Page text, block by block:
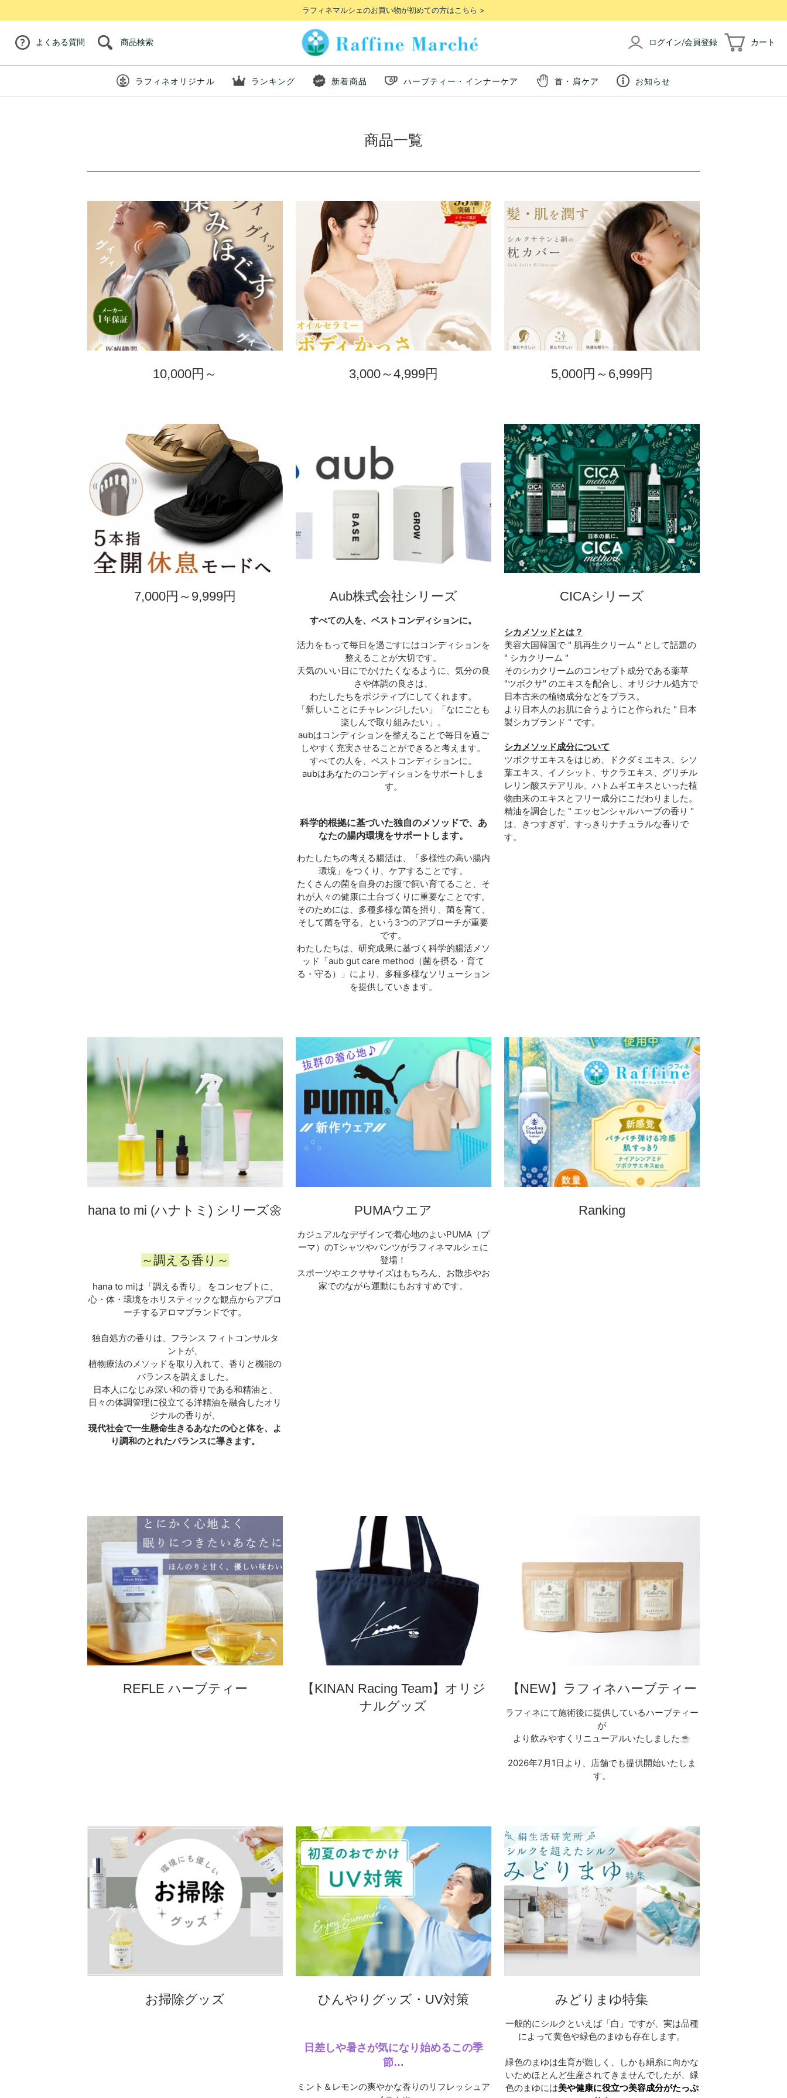
ラフィネマルシェのお買い物が初めての方はこちら >
よくある質問 商品検索 ログイン/会員登録 カート
ラフィネオリジナル ランキング 新着商品 ハーブティー・インナーケア 首・肩ケア お知らせ
商品一覧
10,000円～ 3,000～4,999円 5,000円～6,999円
7,000円～9,999円 Aub株式会社シリーズ
すべての人を、ベストコンディションに。
活力をもって毎日を過ごすにはコンディションを
整えることが大切です。
天気のいい日にでかけたくなるように、気分の良
さや体調の良さは、
わたしたちをポジティブにしてくれます。
「新しいことにチャレンジしたい」「なにごとも
楽しんで取り組みたい」。
aubはコンディションを整えることで毎日を過ご
しやすく充実させることができると考えます。
すべての人を、ベストコンディションに。
aubはあなたのコンディションをサポートしま
す。
科学的根拠に基づいた独自のメソッドで、あ
なたの腸内環境をサポートします。
わたしたちの考える腸活は、「多様性の高い腸内
環境」をつくり、ケアすることです。
たくさんの菌を自身のお腹で飼い育てること、そ
れが人々の健康に土台づくりに重要なことです。
そのためには、多種多様な菌を摂り、菌を育て、
そして菌を守る、という3つのアプローチが重要
です。
わたしたちは、研究成果に基づく科学的腸活メソ
ッド「aub gut care method（菌を摂る・育て
る・守る）」により、多種多様なソリューション
を提供していきます。
CICAシリーズ
シカメソッドとは？
美容大国韓国で " 肌再生クリーム " として話題の
" シカクリーム "
そのシカクリームのコンセプト成分である薬草
"ツボクサ" のエキスを配合し、オリジナル処方で
日本古来の植物成分などをプラス。
より日本人のお肌に合うようにと作られた " 日本
製シカブランド " です。
シカメソッド成分について
ツボクサエキスをはじめ、ドクダミエキス、シソ
葉エキス、イノシット、サクラエキス、グリチル
レリン酸ステアリル、ハトムギエキスといった植
物由来のエキスとフリー成分にこだわりました。
精油を調合した " エッセンシャルハーブの香り "
は、きつすぎず、すっきりナチュラルな香りで
す。
hana to mi (ハナトミ) シリーズ🌼
～調える香り～
hana to miは「調える香り」 をコンセプトに、
心・体・環境をホリスティックな観点からアプロ
ーチするアロマブランドです。
独自処方の香りは、フランス フィトコンサルタ
ントが、
植物療法のメソッドを取り入れて、香りと機能の
バランスを調えました。
日本人になじみ深い和の香りである和精油と、
日々の体調管理に役立てる洋精油を融合したオリ
ジナルの香りが、
現代社会で一生懸命生きるあなたの心と体を、よ
り調和のとれたバランスに導きます。
PUMAウエア
カジュアルなデザインで着心地のよいPUMA（プ
ーマ）のTシャツやパンツがラフィネマルシェに
登場！
スポーツやエクササイズはもちろん、お散歩やお
家でのながら運動にもおすすめです。
Ranking
REFLE ハーブティー
【KINAN Racing Team】オリジ
ナルグッズ
【NEW】ラフィネハーブティー
ラフィネにて施術後に提供しているハーブティー
が
より飲みやすくリニューアルいたしました☕
2026年7月1日より、店舗でも提供開始いたしま
す。
お掃除グッズ ひんやりグッズ・UV対策
日差しや暑さが気になり始めるこの季
節…
ミント＆レモンの爽やかな香りのリフレッシュア
みどりまゆ特集
一般的にシルクといえば「白」ですが、実は品種
によって黄色や緑色のまゆも存在します。
緑色のまゆは生育が難しく、しかも絹糸に向かな
いためほとんど生産されてきませんでしたが、緑
色のまゆには美や健康に役立つ美容成分がたっぷ